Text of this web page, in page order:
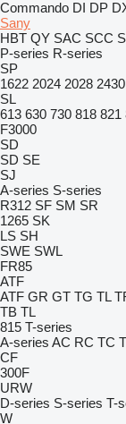
Commando DI DP
Sany
HBT QY SAC SCC
P-series R-series
SP
1622 2024 2028 2430
SL
613 630 730 818 821
F3000
SD
SD SE
SJ
A-series S-series
R312 SF SM SR
1265 SK
LS SH
SWE SWL
FR85
ATF
ATF GR GT TG TL
TB TL
815 T-series
A-series AC RC TC
CF
300F
URW
D-series S-series T-
W